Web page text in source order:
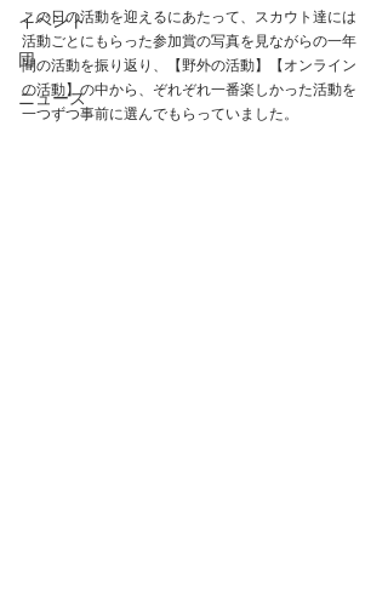
イベント
団
ニュース
この日の活動を迎えるにあたって、スカウト達には
活動ごとにもらった参加賞の写真を見ながらの一年
間の活動を振り返り、【野外の活動】【オンライン
の活動】の中から、ぞれぞれ一番楽しかった活動を
一つずつ事前に選んでもらっていました。